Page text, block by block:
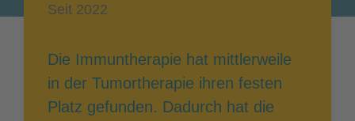
Seit 2022
Die Immuntherapie hat mittlerweile
in der Tumortherapie ihren festen
Platz gefunden. Dadurch hat die